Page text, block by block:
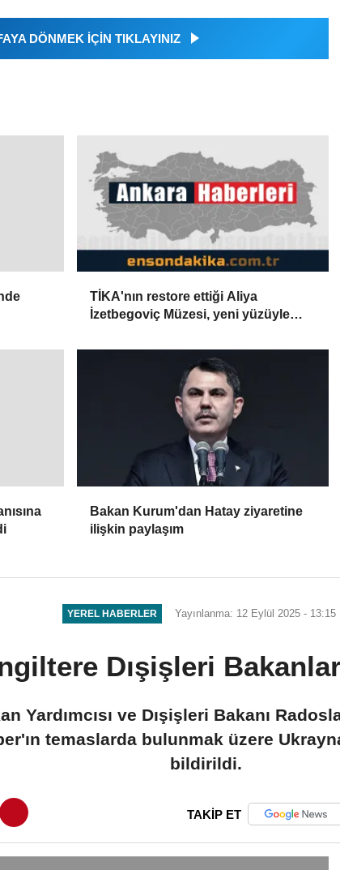
DÖNMEK İÇİN TIKLAYINIZ
TİKA'nın restore ettiği Aliya
İzetbegoviç Müzesi, yeni yüzüyle
hazırlanıyor
Bakan Kurum'dan Hatay ziyaretine
ilişkin paylaşım
YEREL HABERLER Yayınlanma: 12 Eylül 2025 - 13:15
Dışişleri
Yardımcısı ve Dışişleri Bakanı
temaslarda bulunmak üzere
bildirildi.
TAKİP ET